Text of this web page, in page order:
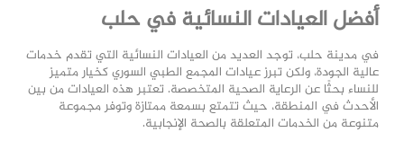
أفضل العيادات النسائية في حلب
في مدينة حلب، توجد العديد من العيادات النسائية التي تقدم خدمات
عالية الجودة، ولكن تبرز عيادات المجمع الطبي السوري كخيار متميز
للنساء بحثًا عن الرعاية الصحية المتخصصة. تعتبر هذه العيادات من بين
الأحدث في المنطقة، حيث تتمتع بسمعة ممتازة وتوفر مجموعة
متنوعة من الخدمات المتعلقة بالصحة الإنجابية.